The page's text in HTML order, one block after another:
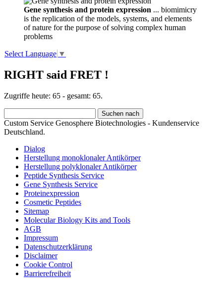
Gene synthesis and protein expression ... biomimicry
is the replication of the models, systems, and elements
of nature for the purpose of solving complex human
problems
Select Language ▼
RIGHT said FRET !
Zugriffe heute: 65 - gesamt: 65.
Custom Service Genosphere Biotechnologies - Kundenservice
Deutschland.
Dialog
Herstellung monoklonaler Antikörper
Herstellung polyklonaler Antikörper
Peptide Synthesis Service
Gene Synthesis Service
Proteinexpression
Cosmetic Peptides
Sitemap
Molecular Biology Kits and Tools
AGB
Impressum
Datenschutzerklärung
Disclaimer
Cookie Control
Barrierefreiheit